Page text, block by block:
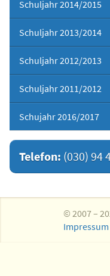
Schuljahr 2014/2015
Schuljahr 2013/2014
Schuljahr 2012/2013
Schuljahr 2011/2012
Schujahr 2016/2017
Telefon: (030) 94
© 2007 –
Impressum